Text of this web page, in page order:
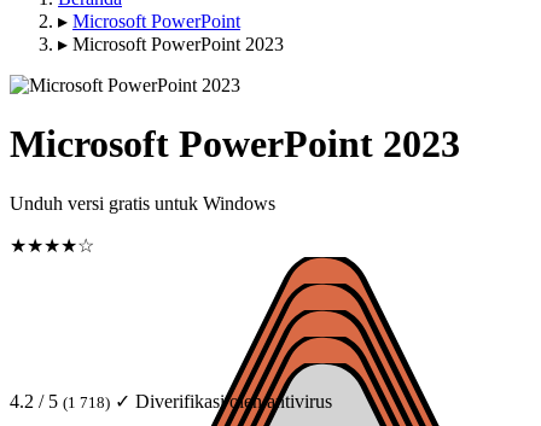
▸ Microsoft PowerPoint
▸ Microsoft PowerPoint 2023
Microsoft PowerPoint 2023
Unduh versi gratis untuk Windows
★★★★☆
4.2 / 5 (1 718) ✓ Diverifikasi oleh antivirus